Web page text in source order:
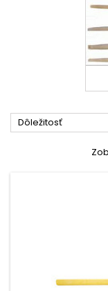
Dôležitosť